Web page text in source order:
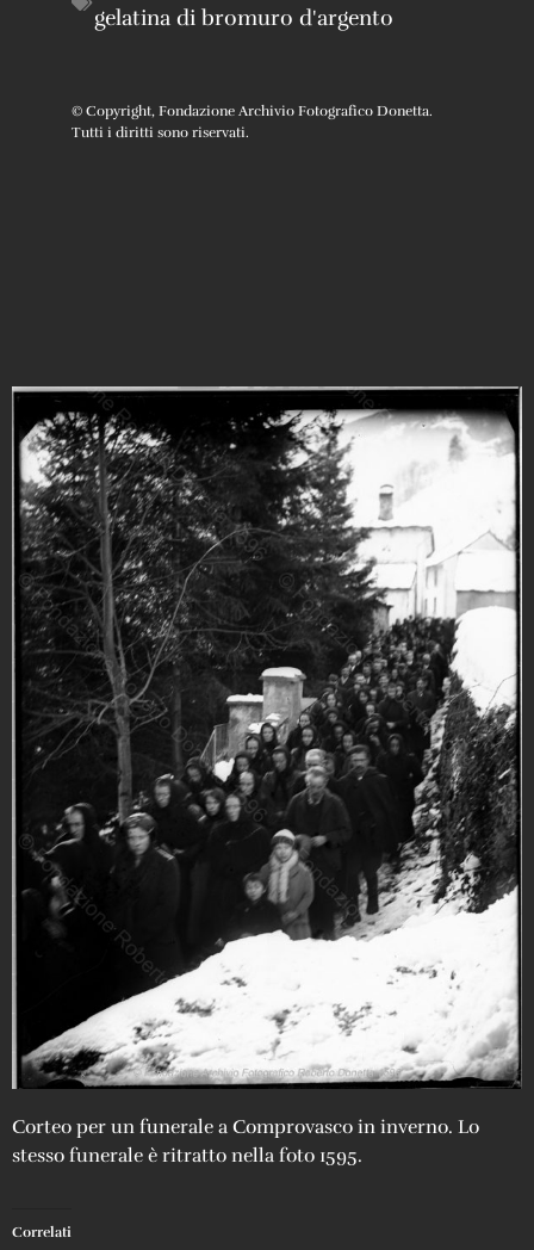
Corteo per un funerale a Comprovasco in inverno. Lo
stesso funerale è ritratto nella foto 1595.
Correlati
gelatina di bromuro d'argento
© Copyright, Fondazione Archivio Fotografico Donetta.
Tutti i diritti sono riservati.